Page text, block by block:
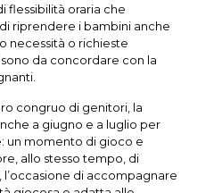
flessibilità oraria che
riprendere i bambini anche
necessità o richieste
da concordare con la
congruo di genitori, la
a giugno e a luglio per
un momento di gioco e
allo stesso tempo, di
di accompagnare